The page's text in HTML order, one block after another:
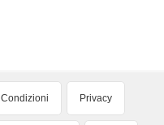
Condizioni Privacy